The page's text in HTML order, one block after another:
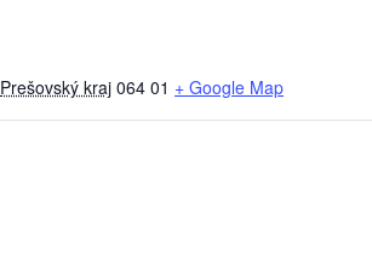
Prešovský kraj 064 01 + Google Map